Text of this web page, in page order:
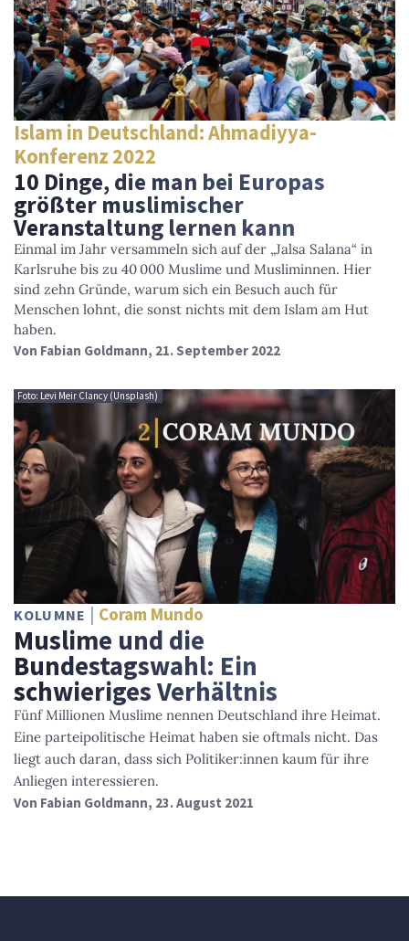
Islam in Deutschland: Ahmadiyya-
Konferenz 2022
10 Dinge, die man bei Europas
größter muslimischer
Veranstaltung lernen kann
Einmal im Jahr versammeln sich auf der „Jalsa Salana“ in
Karlsruhe bis zu 40 000 Muslime und Musliminnen. Hier
sind zehn Gründe, warum sich ein Besuch auch für
Menschen lohnt, die sonst nichts mit dem Islam am Hut
haben.
Von Fabian Goldmann, 21. September 2022
Foto: Levi Meir Clancy (Unsplash)
KOLUMNE Coram Mundo
Muslime und die
Bundestagswahl: Ein
schwieriges Verhältnis
Fünf Millionen Muslime nennen Deutschland ihre Heimat.
Eine parteipolitische Heimat haben sie oftmals nicht. Das
liegt auch daran, dass sich Politiker:innen kaum für ihre
Anliegen interessieren.
Von Fabian Goldmann, 23. August 2021